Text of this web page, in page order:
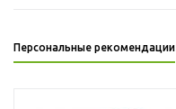
Персональные рекомендации